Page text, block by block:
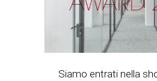
Siamo entrati nella